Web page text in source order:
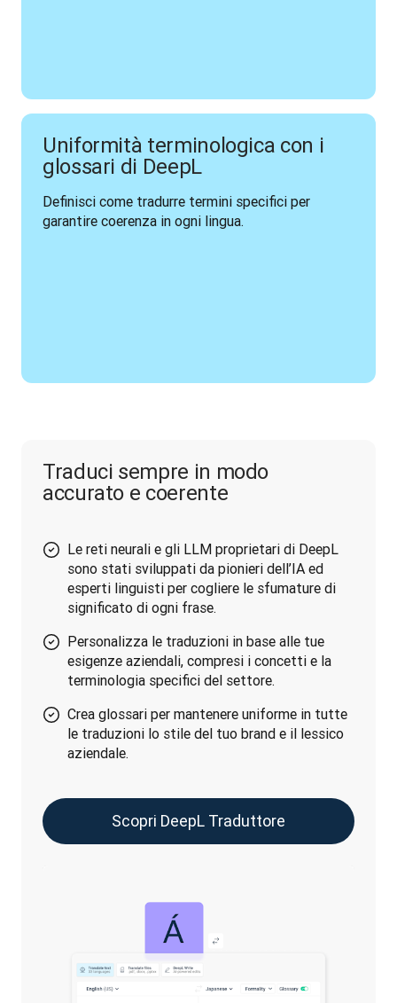
Uniformità terminologica con i
glossari di DeepL
Definisci come tradurre termini specifici per
garantire coerenza in ogni lingua.
Traduci sempre in modo
accurato e coerente
Le reti neurali e gli LLM proprietari di DeepL
sono stati sviluppati da pionieri dell’IA ed
esperti linguisti per cogliere le sfumature di
significato di ogni frase.
Personalizza le traduzioni in base alle tue
esigenze aziendali, compresi i concetti e la
terminologia specifici del settore.
Crea glossari per mantenere uniforme in tutte
le traduzioni lo stile del tuo brand e il lessico
aziendale.
Scopri DeepL Traduttore